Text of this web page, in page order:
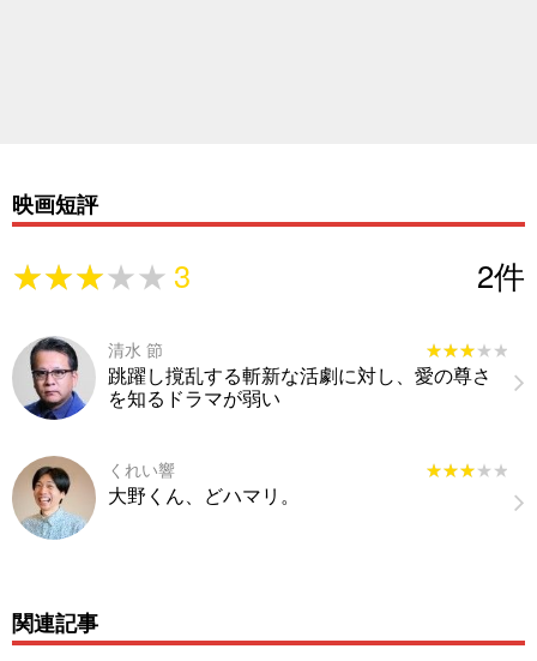
映画短評
★★★★★
★★★★★ 3 2件
清水 節 ★★★★★
★★★★★
跳躍し撹乱する斬新な活劇に対し、愛の尊さ
を知るドラマが弱い
くれい響 ★★★★★
★★★★★
大野くん、どハマリ。
関連記事